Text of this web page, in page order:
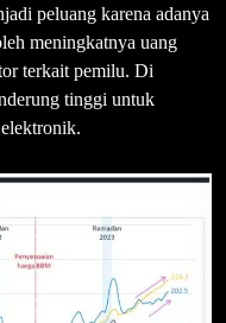
peluang karena adanya
meningkatnya uang
terkait pemilu. Di
tinggi untuk